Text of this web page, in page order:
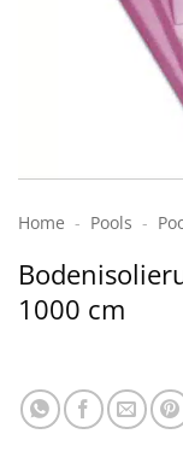
Home - Pools -
1000 cm